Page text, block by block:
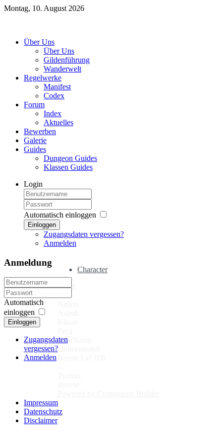
Montag, 10. August 2026
Über Uns
Über Uns
Gildenführung
Wanderwelt
Regelwerke
Manifest
Codex
Forum
Index
Aktuelles
Bewerben
Galerie
Guides
Dungeon Guides
Klassen Guides
Login
Automatisch einloggen
Einloggen
Zugangsdaten vergessen?
Anmelden
Character
Level
CharName
Unintentional
Anmeldung
Automatisch
einloggen
Einloggen
Zugangsdaten
vergessen?
Anmelden
Impressum
Datenschutz
Disclaimer